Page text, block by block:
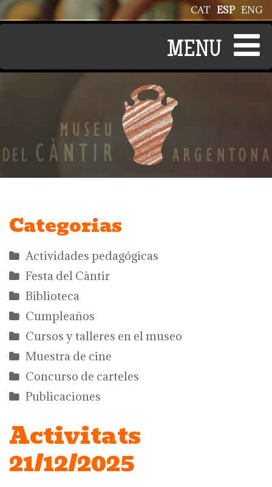
Pasar al contenido principal ENG
ESP
CAT
Categorias
Actividades pedagógicas
Festa del Càntir
Biblioteca
Cumpleaños
Cursos y talleres en el museo
Muestra de cine
Concurso de carteles
Publicaciones
Activitats
21/12/2025